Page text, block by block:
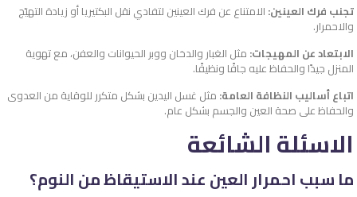
تجنب فرك العينين: الامتناع عن فرك العينين لتفادي نقل البكتيريا أو زيادة التهيّج
والاحمرار.
الابتعاد عن المهيجات: مثل الغبار والدخان ووبر الحيوانات والعفن، مع تهوية
المنزل جيدًا والحفاظ عليه جافًا ونظيفًا.
اتباع أساليب النظافة العامة: مثل غسل اليدين بشكل متكرر للوقاية من العدوى
والحفاظ على صحة العين والجسم بشكل عام.
الاسئلة الشائعة
ما سبب احمرار العين عند الاستيقاظ من النوم؟